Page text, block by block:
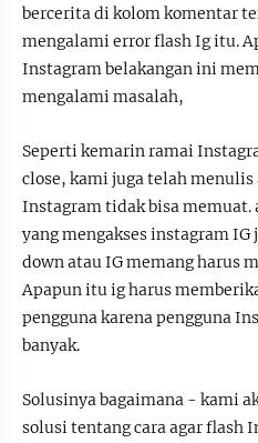
bercerita di kolom komentar
mengalami error flash Ig itu.
Instagram belakangan ini
mengalami masalah,
Seperti kemarin ramai
close, kami juga telah
Instagram tidak bisa memuat.
yang mengakses instagram
down atau IG memang harus
Apapun itu ig harus
pengguna karena pengguna
banyak.
Solusinya bagaimana - kami
solusi tentang cara agar flash